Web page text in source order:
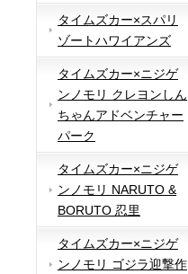
タイムズカー×スパリ
ゾートハワイアンズ
タイムズカー×ニジゲ
ンノモリ クレヨンしん
ちゃんアドベンチャー
パーク
タイムズカー×ニジゲ
ンノモリ NARUTO &
BORUTO 忍里
タイムズカー×ニジゲ
ンノモリ ゴジラ迎撃作